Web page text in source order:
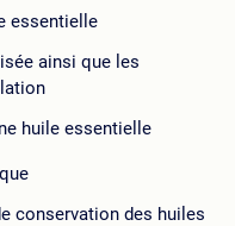
essentielle
ainsi que les
huile essentielle
conservation des huiles